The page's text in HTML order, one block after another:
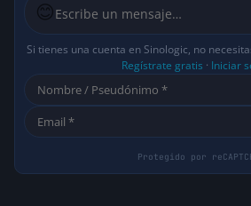
😊
Si tienes una cuenta en Sinologic, no
Regístrate gratis · Iniciar